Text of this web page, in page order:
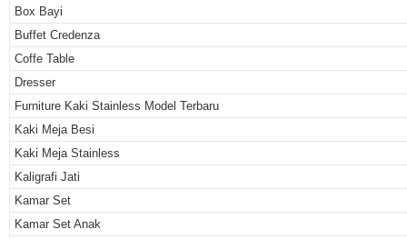
Box Bayi
Buffet Credenza
Coffe Table
Dresser
Furniture Kaki Stainless Model Terbaru
Kaki Meja Besi
Kaki Meja Stainless
Kaligrafi Jati
Kamar Set
Kamar Set Anak